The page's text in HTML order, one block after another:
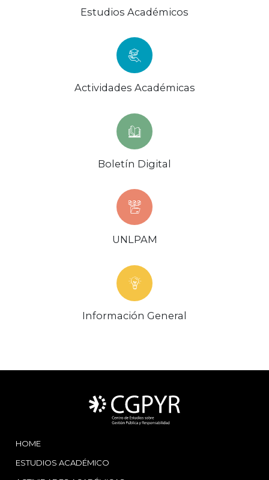
Estudios Académicos
Actividades Académicas
Boletín Digital
UNLPAM
Información General
HOME
ESTUDIOS ACADÉMICO